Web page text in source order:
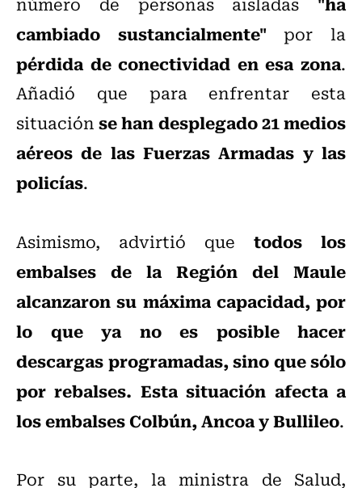
cambiado sustancialmente" por la
pérdida de conectividad en esa zona.
Añadió que para enfrentar esta
situaciónse han desplegado 21 medios
aéreos de las Fuerzas Armadas y las
policías.
Asimismo, advirtió que todos los
embalses de la Región del Maule
alcanzaron su máxima capacidad, por
lo que ya no es posible hacer
descargas programadas, sino que sólo
por rebalses. Esta situación afecta a
los embalses Colbún, Ancoa y Bullileo.
Por su parte, la ministra de Salud,